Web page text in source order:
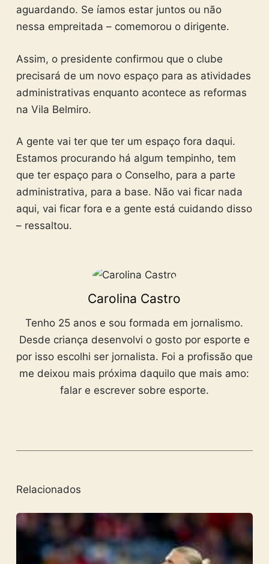
aguardando. Se íamos estar juntos ou não
nessa empreitada – comemorou o dirigente.
Assim, o presidente confirmou que o clube
precisará de um novo espaço para as atividades
administrativas enquanto acontece as reformas
na Vila Belmiro.
A gente vai ter que ter um espaço fora daqui.
Estamos procurando há algum tempinho, tem
que ter espaço para o Conselho, para a parte
administrativa, para a base. Não vai ficar nada
aqui, vai ficar fora e a gente está cuidando disso
– ressaltou.
Carolina Castro
Tenho 25 anos e sou formada em jornalismo.
Desde criança desenvolvi o gosto por esporte e
por isso escolhi ser jornalista. Foi a profissão que
me deixou mais próxima daquilo que mais amo:
falar e escrever sobre esporte.
Relacionados